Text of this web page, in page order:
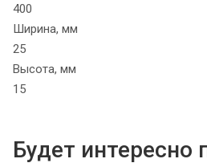
400
Ширина, мм
25
Высота, мм
15
Будет интересно